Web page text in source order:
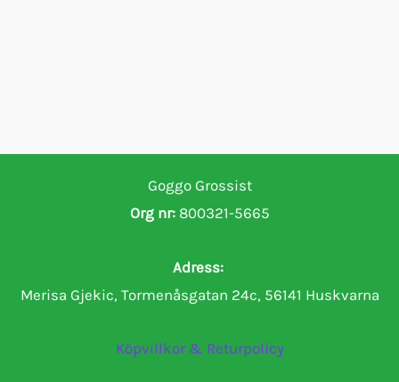
Goggo Grossist
Org nr:800321-5665
Adress:
Merisa Gjekic, Tormenåsgatan 24c, 56141 Huskvarna
Köpvillkor & Returpolicy